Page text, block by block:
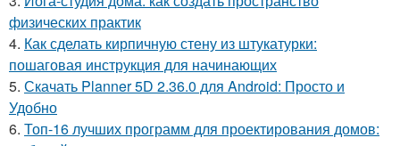
физических практик
4. Как сделать кирпичную стену из штукатурки:
пошаговая инструкция для начинающих
5. Скачать Planner 5D 2.36.0 для Android: Просто и
Удобно
6. Топ-16 лучших программ для проектирования домов: